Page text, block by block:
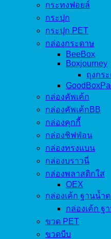
กระทงฟอยล์
กระปุก
กระปุก PET
กล่องกระดาษ
BeeBox
Boxjourney
ถุงกร
กล่องคัพเค้ก
กล่องคัพเค้กBB
กล่องคุกกี้
กล่องชิฟฟ่อน
กล่องทรงแบน
กล่องบราวนี่
กล่องพลาสติกใส
OEX
กล่องเค้ก ฐานน้ำ
กล่องเค้ก ฐ
ขวด PET
ขวดบีบ